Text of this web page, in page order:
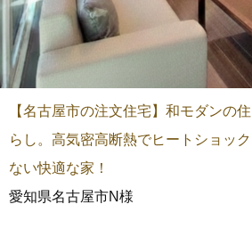
【名古屋市の注文住宅】和モダンの
らし。高気密高断熱でヒートショッ
ない快適な家！
愛知県名古屋市N様